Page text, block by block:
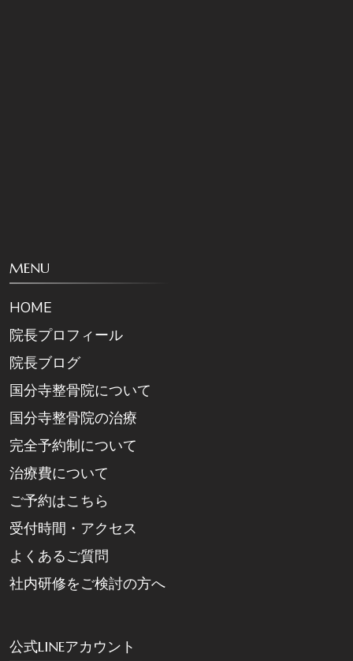
MENU
HOME
院長プロフィール
院長ブログ
国分寺整骨院について
国分寺整骨院の治療
完全予約制について
治療費について
ご予約はこちら
受付時間・アクセス
よくあるご質問
社内研修をご検討の方へ
公式LINEアカウント